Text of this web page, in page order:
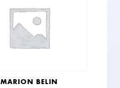
MARION BELIN